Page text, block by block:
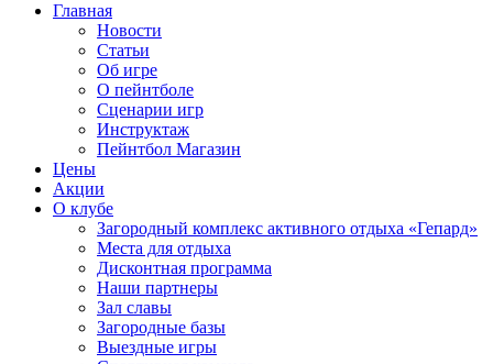
Главная
Новости
Статьи
Об игре
О пейнтболе
Сценарии игр
Инструктаж
Пейнтбол Магазин
Цены
Акции
О клубе
Загородный комплекс активного отдыха «Гепард»
Места для отдыха
Дисконтная программа
Наши партнеры
Зал славы
Загородные базы
Выездные игры